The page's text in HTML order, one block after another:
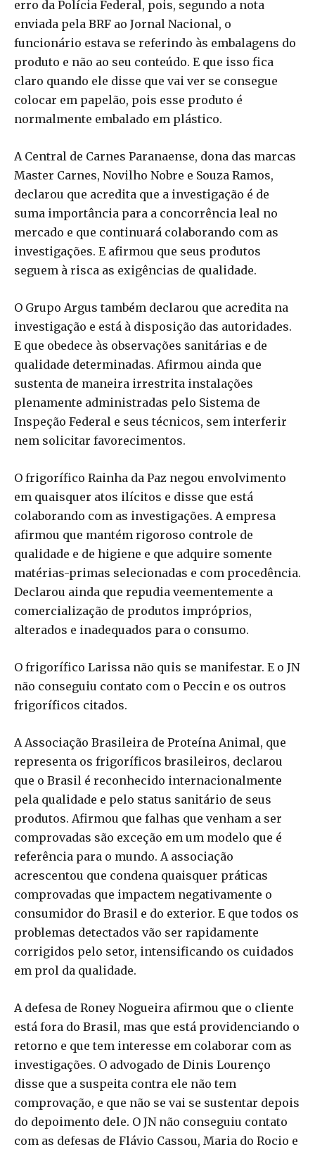
erro da Polícia Federal, pois, segundo a nota
enviada pela BRF ao Jornal Nacional, o
funcionário estava se referindo às embalagens do
produto e não ao seu conteúdo. E que isso fica
claro quando ele disse que vai ver se consegue
colocar em papelão, pois esse produto é
normalmente embalado em plástico.
A Central de Carnes Paranaense, dona das marcas
Master Carnes, Novilho Nobre e Souza Ramos,
declarou que acredita que a investigação é de
suma importância para a concorrência leal no
mercado e que continuará colaborando com as
investigações. E afirmou que seus produtos
seguem à risca as exigências de qualidade.
O Grupo Argus também declarou que acredita na
investigação e está à disposição das autoridades.
E que obedece às observações sanitárias e de
qualidade determinadas. Afirmou ainda que
sustenta de maneira irrestrita instalações
plenamente administradas pelo Sistema de
Inspeção Federal e seus técnicos, sem interferir
nem solicitar favorecimentos.
O frigorífico Rainha da Paz negou envolvimento
em quaisquer atos ilícitos e disse que está
colaborando com as investigações. A empresa
afirmou que mantém rigoroso controle de
qualidade e de higiene e que adquire somente
matérias-primas selecionadas e com procedência.
Declarou ainda que repudia veementemente a
comercialização de produtos impróprios,
alterados e inadequados para o consumo.
O frigorífico Larissa não quis se manifestar. E o JN
não conseguiu contato com o Peccin e os outros
frigoríficos citados.
A Associação Brasileira de Proteína Animal, que
representa os frigoríficos brasileiros, declarou
que o Brasil é reconhecido internacionalmente
pela qualidade e pelo status sanitário de seus
produtos. Afirmou que falhas que venham a ser
comprovadas são exceção em um modelo que é
referência para o mundo. A associação
acrescentou que condena quaisquer práticas
comprovadas que impactem negativamente o
consumidor do Brasil e do exterior. E que todos os
problemas detectados vão ser rapidamente
corrigidos pelo setor, intensificando os cuidados
em prol da qualidade.
A defesa de Roney Nogueira afirmou que o cliente
está fora do Brasil, mas que está providenciando o
retorno e que tem interesse em colaborar com as
investigações. O advogado de Dinis Lourenço
disse que a suspeita contra ele não tem
comprovação, e que não se vai se sustentar depois
do depoimento dele. O JN não conseguiu contato
com as defesas de Flávio Cassou, Maria do Rocio e